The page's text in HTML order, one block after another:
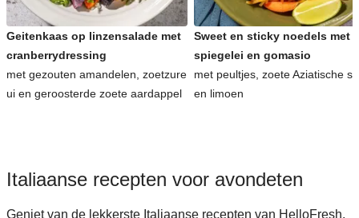
Geitenkaas op linzensalade met
cranberrydressing
met gezouten amandelen, zoetzure
ui en geroosterde zoete aardappel
Sweet en sticky noedels met
spiegelei en gomasio
met peultjes, zoete Aziatische
en limoen
Italiaanse recepten voor avondeten
Geniet van de lekkerste Italiaanse recepten van HelloFresh.